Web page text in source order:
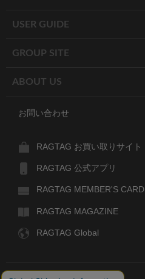
USER GUIDE
GROUP SITE
ABOUT US
お問い合わせ
RAGTAG お買い取りサイト
RAGTAG 公式アプリ
RAGTAG MEMBER'S CARD
RAGTAG MAGAZINE
RAGTAG Global